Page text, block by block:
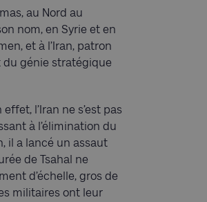
au Nord au
nom, en Syrie et en
et à l’Iran, patron
du génie stratégique
l’Iran ne s’est pas
à l’élimination du
il a lancé un assaut
de Tsahal ne
d’échelle, gros de
militaires ont leur